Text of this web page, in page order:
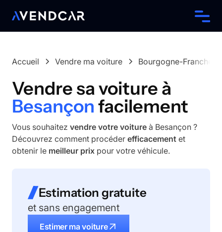
Accueil Vendre ma voiture Bourgogne-Franche-
Vendre sa voiture à
Besançon facilement
Vous souhaitez vendre votre voiture à Besançon ?
Découvrez comment procéder efficacement et
obtenir le meilleur prix pour votre véhicule.
Estimation gratuite
et sans engagement
Estimer ma voiture